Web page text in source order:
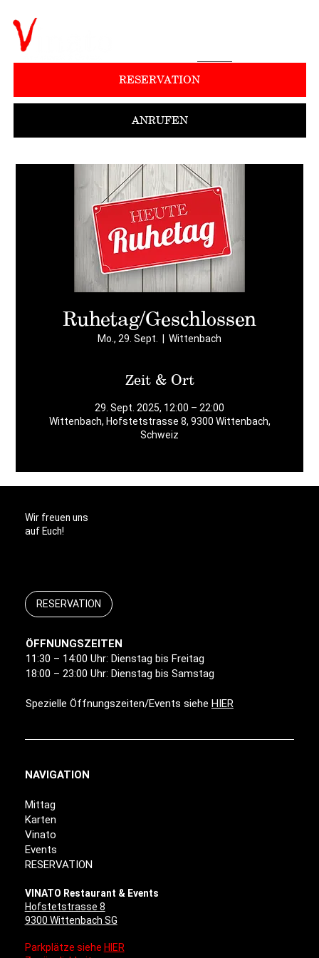
ANRUFEN
RESERVATION
Ruhetag/Geschlossen
Mo., 29. Sept. Wittenbach
Zeit & Ort
29. Sept. 2025, 12:00 – 22:00
Wittenbach, Hofstetstrasse 8, 9300 Wittenbach,
Schweiz
Wir freuen uns
auf Euch!
RESERVATION
ÖFFNUNGSZEITEN
11:30 – 14:00 Uhr: Dienstag bis Freitag
18:00 – 23:00 Uhr: Dienstag bis Samstag
Spezielle Öffnungszeiten/Events siehe HIER
VINATO Restaurant & Events
Hofstetstrasse 8
9300 Wittenbach SG
Parkplätze siehe HIER
NAVIGATION
Mittag
Karten
Vinato
Events
RESERVATION